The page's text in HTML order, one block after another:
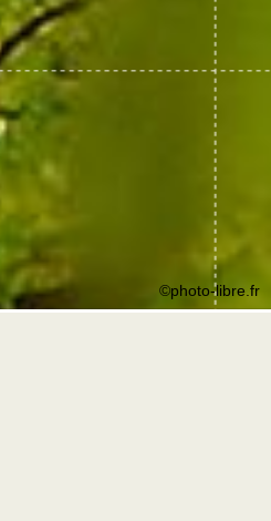
©photo-libre.fr